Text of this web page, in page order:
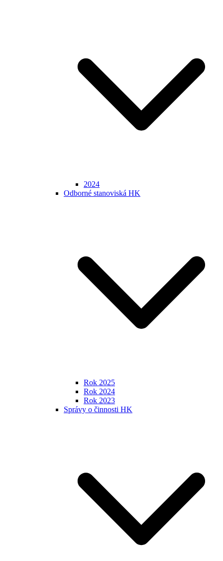
2024
Odborné stanoviská HK
Rok 2025
Rok 2024
Rok 2023
Správy o činnosti HK